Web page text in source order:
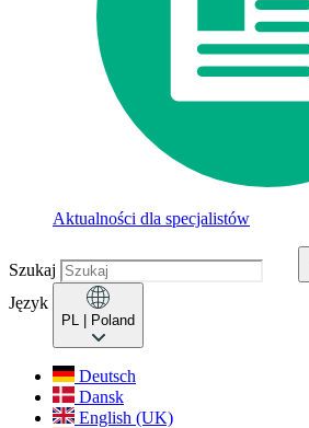
Aktualności dla specjalistów
Szukaj
Język
PL | Poland
Deutsch
Dansk
English (UK)